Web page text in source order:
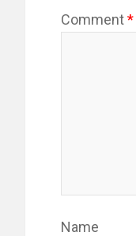
Comment*
Name